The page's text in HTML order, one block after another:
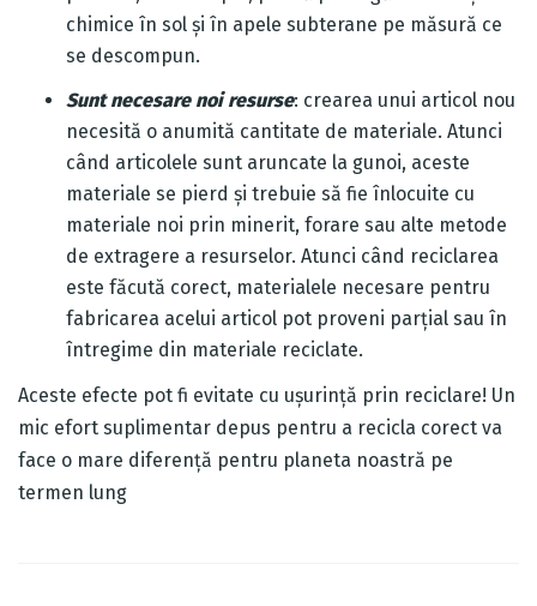
chimice în sol și în apele subterane pe măsură ce
se descompun.
Sunt necesare noi resurse: crearea unui articol nou
necesită o anumită cantitate de materiale. Atunci
când articolele sunt aruncate la gunoi, aceste
materiale se pierd și trebuie să fie înlocuite cu
materiale noi prin minerit, forare sau alte metode
de extragere a resurselor. Atunci când reciclarea
este făcută corect, materialele necesare pentru
fabricarea acelui articol pot proveni parțial sau în
întregime din materiale reciclate.
Aceste efecte pot fi evitate cu ușurință prin reciclare! Un
mic efort suplimentar depus pentru a recicla corect va
face o mare diferență pentru planeta noastră pe
termen lung